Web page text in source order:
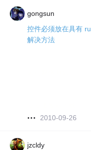
gongsun
控件必须放在具有
解决方法
2010-09-26
jzcldy